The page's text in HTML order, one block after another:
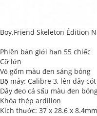
Boy.Friend Skeleton Édition
Phiên bản giới hạn 55 chiếc
Cỡ lớn
Vỏ gốm màu đen sáng bóng
Bộ máy: Calibre 3, lên dây
Dây đeo cá sấu màu đen
Khóa thép ardillon
Kích thước: 37 x 28.6 x 8.4mm